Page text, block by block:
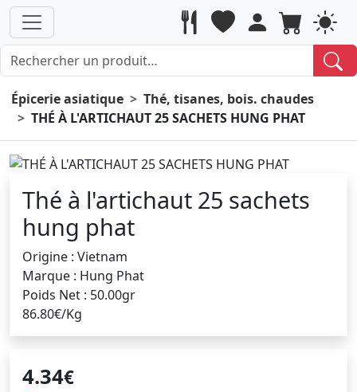
Épicerie asiatique
Thé, tisanes, bois. chaudes
THÉ À L'ARTICHAUT 25 SACHETS HUNG PHAT
Thé à l'artichaut 25 sachets
hung phat
Origine : Vietnam
Marque : Hung Phat
Poids Net : 50.00gr
86.80€/Kg
4.34€